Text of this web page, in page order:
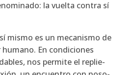
la vuel­ta con­tra sí
mis­mo es un meca­nis­mo de
En con­di­cio­nes
nos per­mi­te el replie­